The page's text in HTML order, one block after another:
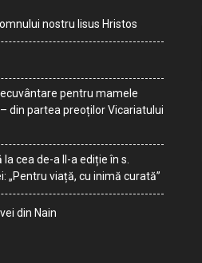
nostru Iisus Hristos
pentru mamele
din partea preoților Vicariatului
cea de-a II-a ediție în s.
„Pentru viață, cu inimă curată”
din Nain